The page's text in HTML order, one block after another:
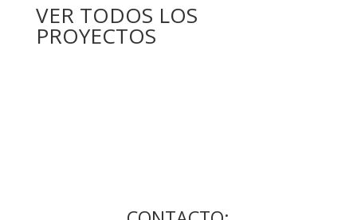
VER TODOS LOS
PROYECTOS